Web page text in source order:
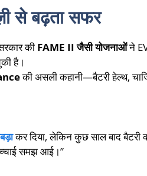
से बढ़ता सफर
की FAME II जैसी योजनाओंने
है।
की असली कहानी—बैटरी हेल्थ,
कर दिया, लेकिन कुछ साल बाद बैटरी
समझ आई।”